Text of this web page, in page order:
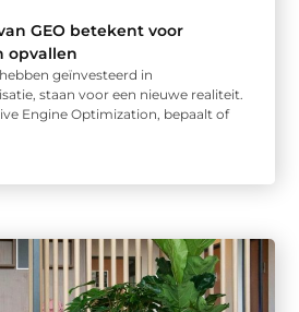
GEO betekent voor
opvallen
geïnvesteerd in
staan voor een nieuwe realiteit.
Engine Optimization, bepaalt of